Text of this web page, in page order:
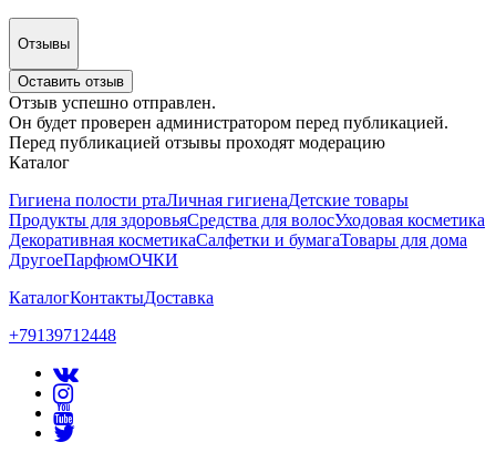
Отзывы
Оставить отзыв
Отзыв успешно отправлен.
Он будет проверен администратором перед публикацией.
Перед публикацией отзывы проходят модерацию
Каталог
Гигиена полости ртаЛичная гигиенаДетские товары
Продукты для здоровьяСредства для волосУходовая косметика
Декоративная косметикаСалфетки и бумагаТовары для дома
ДругоеПарфюмОЧКИ
КаталогКонтактыДоставка
+79139712448